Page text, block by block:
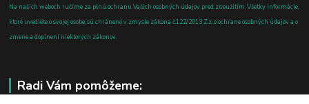
Na našich weboch ručíme za plnú ochranu Vašich osobných údajov pred zneužitím. Všetky informácie,
ktoré uvediete o svojej osobe, sú chránené v zmysle zákona č.122/2013 Z.z. o ochrane osobných údajov a o
zmene a doplnení niektorých zákonov.
Radi Vám pomôžeme: